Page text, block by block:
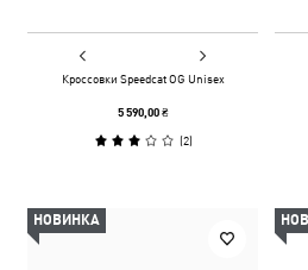
Кроссовки Speedcat OG Unisex
5 590,00 ₴
(2)
НОВИНКА